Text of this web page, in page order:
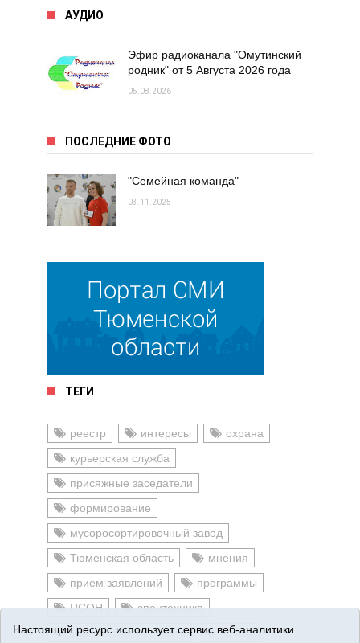
АУДИО
Эфир радиоканала "Омутинский
родник" от 5 Августа 2026 года
05.08.2026
ПОСЛЕДНИЕ ФОТО
"Семейная команда"
03.11.2025
ТЕГИ
реестр интересы
охрана
курьерская служба
присяжные заседатели
формирование
мусоросортировочный завод
Тюменская область
мнения
прием заявлений
программы
ЦСОН
спецтехника
Дымковские барышни
новый
Настоящий ресурс использует сервис веб-аналитики